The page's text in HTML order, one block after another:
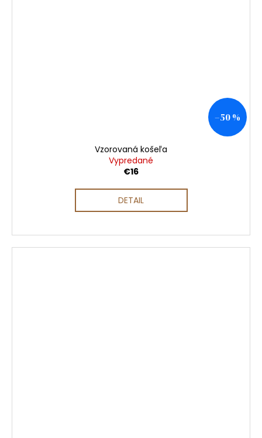
–50 %
Vzorovaná košeľa
Vypredané
€16
DETAIL